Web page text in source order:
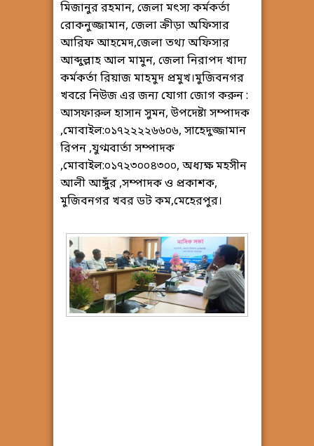
মিজানুর রহমান, জেলা মৎস্য কর্মকর্তা
রোকনুজ্জামান, জেলা ক্রীড়া অফিসার
আরিফ আহমেদ,জেলা তথ্য অফিসার
আব্দুল্লাহ আল মামুন, জেলা নিরাপদ খাদ্য
কর্মকর্তা রিয়াজ মাহমুদ প্রমুখ।মুজিবনগর
খবরে নিউজ এর জন্য যোগা জোগ করুন :
আসফারুল হাসান সুমন, উপদেষ্টা সম্পাদক
,মোবাইল:০১৭২২২২৬৬০৬, সাহেদুজ্জামান
রিপন ,যুগ্মবার্তা সম্পাদক
,মোবাইল:০১৭২৩০০৪৩০০, অধ্যক্ষ মহসীন
আলী আঙ্গুঁর ,সম্পাদক ও প্রকাশক,
মুজিবনগর খবর ডট কম,মেহেরপুর।